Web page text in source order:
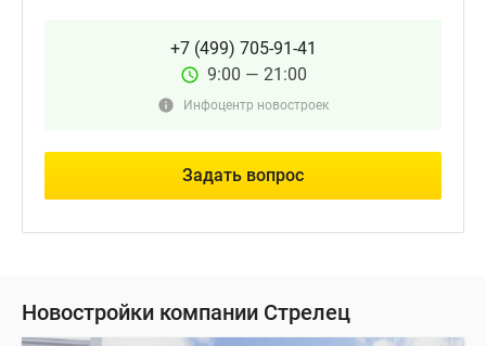
+7 (499) 705-91-41
9:00 — 21:00
Инфоцентр новостроек
Задать вопрос
Новостройки компании Стрелец